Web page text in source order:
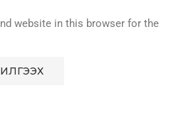
website in this browser for the